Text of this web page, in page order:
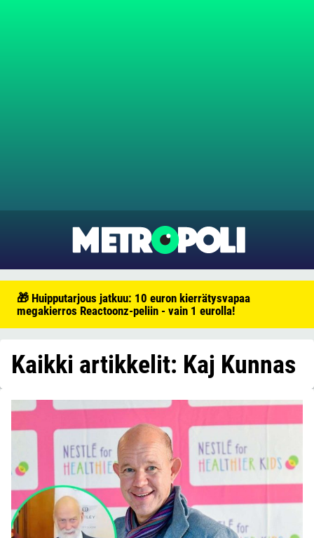
🎁 Huipputarjous jatkuu: 10 euron kierrätysvapaa
megakierros Reactoonz-peliin - vain 1 eurolla!
Kaikki artikkelit: Kaj Kunnas